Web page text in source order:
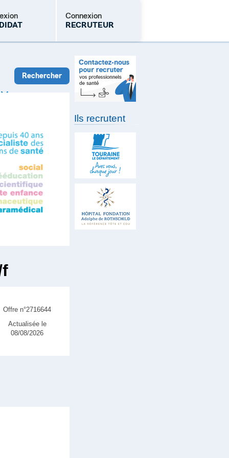
Connexion
RECRUTEUR
Mot de passe oublié
Offre n°2716644
Actualisée le
08/08/2026
Ils recrutent